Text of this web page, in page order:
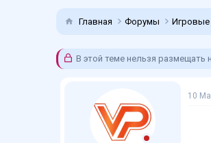
р
м
н
а
Главная Форумы Игровые
В этой теме нельзя размещать
10